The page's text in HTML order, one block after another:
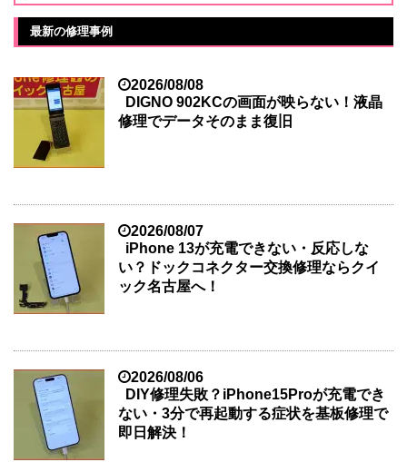
最新の修理事例
2026/08/08
DIGNO 902KCの画面が映らない！液晶
修理でデータそのまま復旧
2026/08/07
iPhone 13が充電できない・反応しな
い？ドックコネクター交換修理ならクイ
ック名古屋へ！
2026/08/06
DIY修理失敗？iPhone15Proが充電でき
ない・3分で再起動する症状を基板修理で
即日解決！